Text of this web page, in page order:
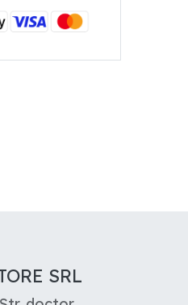
SRL